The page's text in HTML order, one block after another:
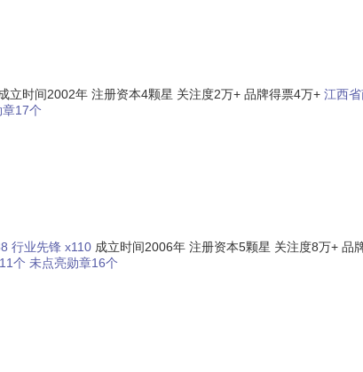
立时间2002年 注册资本4颗星 关注度2万+ 品牌得票4万+ 江西
17个
行业先锋 x110 成立时间2006年 注册资本5颗星 关注度8万+ 品
个 未点亮勋章16个